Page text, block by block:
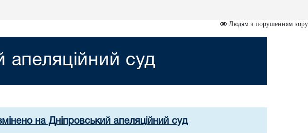
Людям з порушенням зору
апеляційний суд
на Дніпровський апеляційний суд